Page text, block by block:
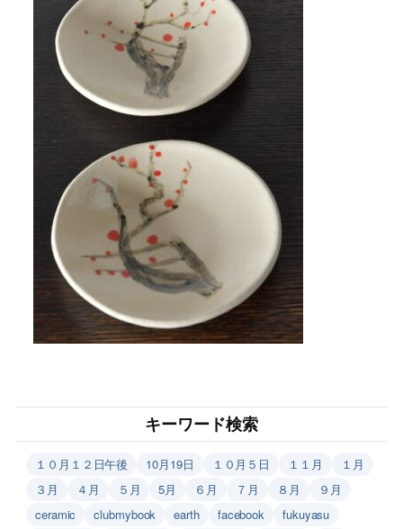
キーワード検索
１０月１２日午後 10月19日 １０月５日 １１月
１月
３月
４月 ５月 5月 ６月 ７月 ８月
９月
ceramic
clubmybook earth facebook
fukuyasu